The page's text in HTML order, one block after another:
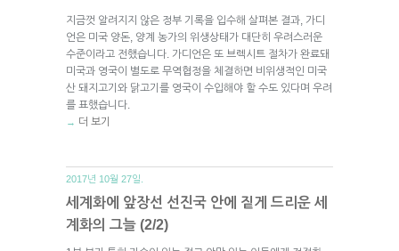
지금껏 알려지지 않은 정부 기록을 입수해 살펴본 결과, 가디
언은 미국 양돈, 양계 농가의 위생상태가 대단히 우려스러운
수준이라고 전했습니다. 가디언은 또 브렉시트 절차가 완료돼
미국과 영국이 별도로 무역협정을 체결하면 비위생적인 미국
산 돼지고기와 닭고기를 영국이 수입해야 할 수도 있다며 우려
를 표했습니다.
→ 더 보기
2017년 10월 27일.
세계화에 앞장선 선진국 안에 짙게 드리운 세
계화의 그늘 (2/2)